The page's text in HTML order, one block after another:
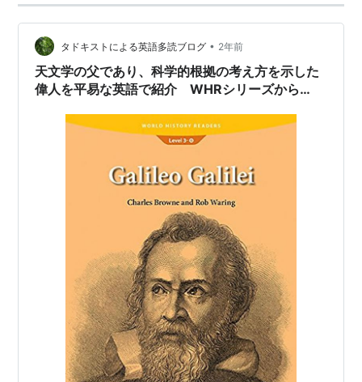
タドキストによる英語多読ブログ • 2年前
天文学の父であり、科学的根拠の考え方を示した
偉人を平易な英語で紹介 WHRシリーズから